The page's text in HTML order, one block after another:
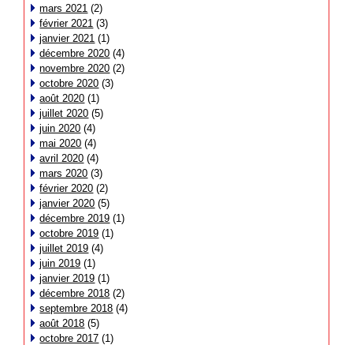
mars 2021 (2)
février 2021 (3)
janvier 2021 (1)
décembre 2020 (4)
novembre 2020 (2)
octobre 2020 (3)
août 2020 (1)
juillet 2020 (5)
juin 2020 (4)
mai 2020 (4)
avril 2020 (4)
mars 2020 (3)
février 2020 (2)
janvier 2020 (5)
décembre 2019 (1)
octobre 2019 (1)
juillet 2019 (4)
juin 2019 (1)
janvier 2019 (1)
décembre 2018 (2)
septembre 2018 (4)
août 2018 (5)
octobre 2017 (1)